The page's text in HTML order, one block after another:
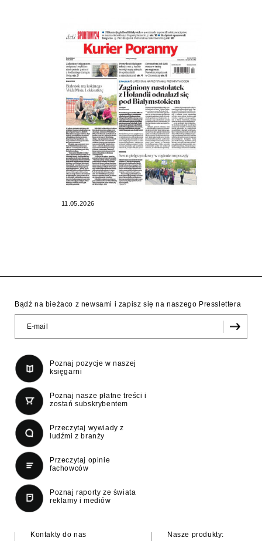
11.05.2026
Bądź na bieżaco z newsami i zapisz się na naszego Presslettera
Poznaj pozycje w naszej
księgarni
Poznaj nasze płatne treści i
zostań subskrybentem
Przeczytaj wywiady z
ludźmi z branży
Przeczytaj opinie
fachowców
Poznaj raporty ze świata
reklamy i mediów
Kontakty do nas
Nasze produkty: